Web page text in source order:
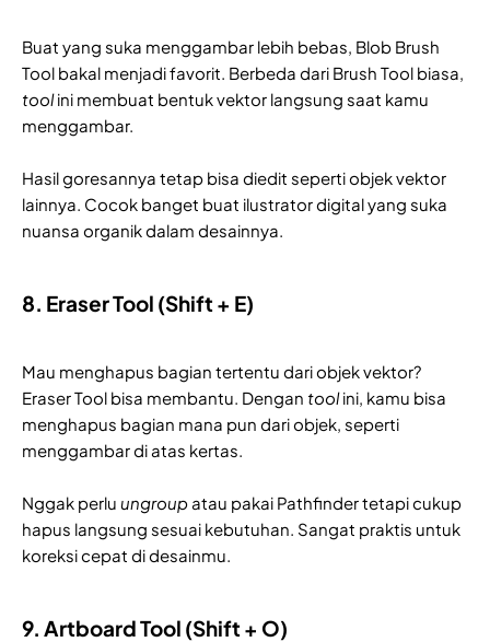
Buat yang suka menggambar lebih bebas, Blob Brush
Tool bakal menjadi favorit. Berbeda dari Brush Tool biasa,
toolini membuat bentuk vektor langsung saat kamu
menggambar.
Hasil goresannya tetap bisa diedit seperti objek vektor
lainnya. Cocok banget buat ilustrator digital yang suka
nuansa organik dalam desainnya.
8. Eraser Tool (Shift + E)
Mau menghapus bagian tertentu dari objek vektor?
Eraser Tool bisa membantu. Dengan toolini, kamu bisa
menghapus bagian mana pun dari objek, seperti
menggambar di atas kertas.
Nggak perlu ungroupatau pakai Pathfinder tetapi cukup
hapus langsung sesuai kebutuhan. Sangat praktis untuk
koreksi cepat di desainmu.
9. Artboard Tool (Shift + O)